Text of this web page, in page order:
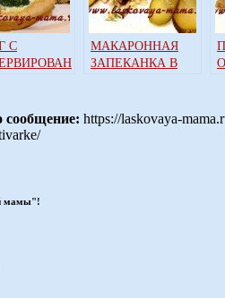
С
МАКАРОННАЯ
ЗАПЕКАНКА В
сообщение: https://laskovaya-
мамы"!